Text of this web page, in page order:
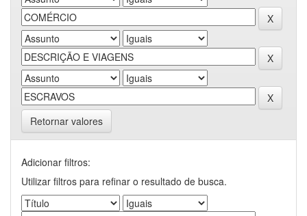
Retornar valores
Adicionar filtros:
Utilizar filtros para refinar o resultado de busca.